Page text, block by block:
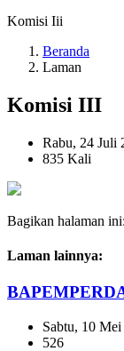
Komisi Iii
Beranda
Laman
Komisi III
Rabu, 24 Juli
835 Kali
Bagikan halaman ini:
Laman lainnya:
Sabtu, 10
526